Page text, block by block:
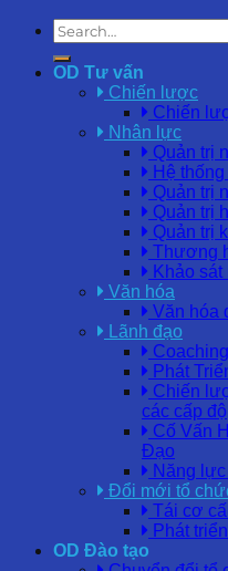
OD Tư vấn
Chiến lược
Chiến
Nhân lực
Quản trị
Hệ
Quản trị
Quản trị
Quản trị
Thương
Khảo
Văn hóa
Văn hóa
Lãnh đạo
Phát
Chiến
các cấp độ
Cố Vấn
Đạo
Năng
Đổi mới tổ
Tái cơ
Phát
OD Đào tạo